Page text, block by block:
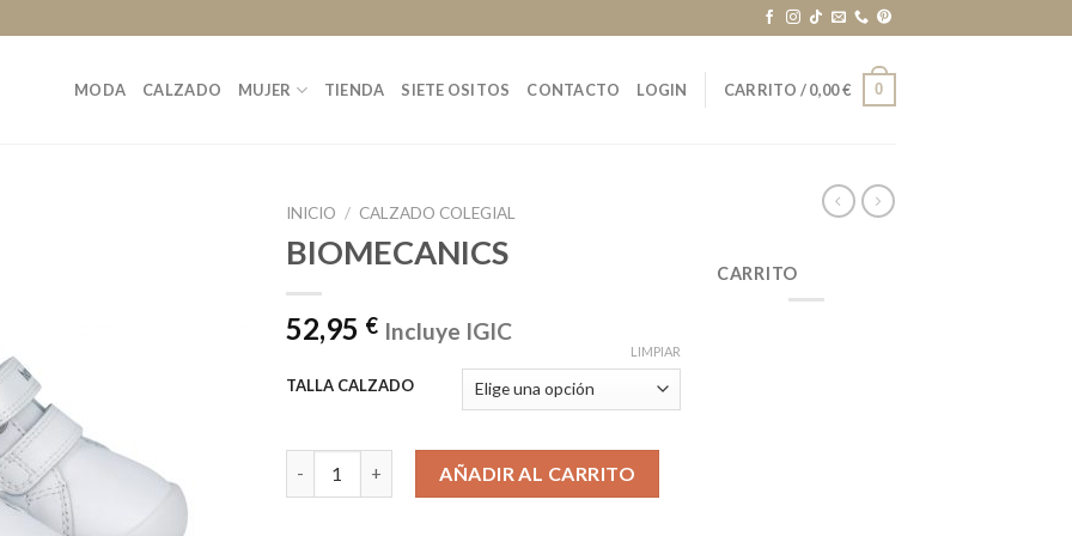
MODA CALZADO MUJER TIENDA SIETE OSITOS CONTACTO LOGIN CARRITO /0,00€ 0
INICIO / CALZADO COLEGIAL
BIOMECANICS
52,95 € Incluye IGIC
TALLA CALZADO
LIMPIAR
BIOMECANICS cantidadAÑADIR AL CARRITO
CARRITO